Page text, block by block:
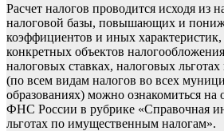
Расчет налогов проводится исходя из
налоговой базы, повышающих и
коэффициентов и иных
конкретных объектов
налоговых ставках, налоговых
(по всем видам налогов во всех
образованиях) можно ознакомиться на
ФНС России в рубрике «Справочная
льготах по имущественным налогам».